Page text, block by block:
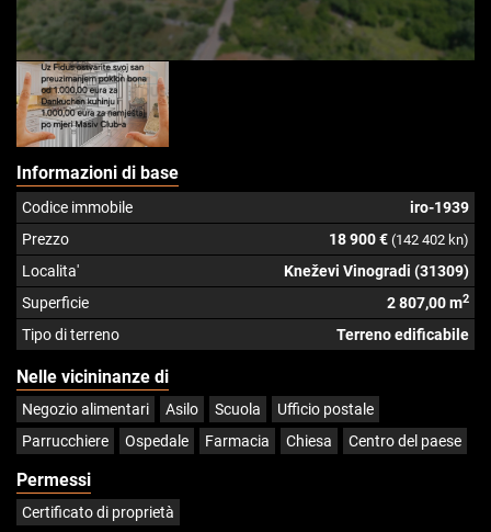
Informazioni di base
Codice immobile
iro-1939
Prezzo
18 900 € (142 402 kn)
Localita'
Kneževi Vinogradi (31309)
Superficie
2 807,00 m2
Tipo di terreno Terreno edificabile
Nelle vicininanze di
Negozio alimentari Asilo Scuola
Ufficio postale
Parrucchiere
Ospedale Farmacia Chiesa Centro del paese
Permessi
Certificato di proprietà